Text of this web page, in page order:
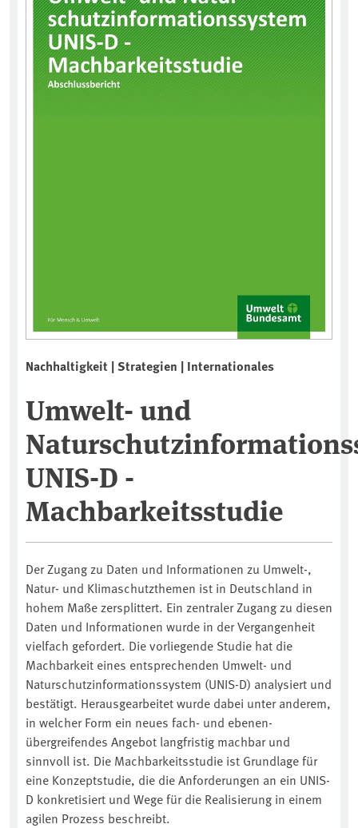
Nachhaltigkeit | Strategien | Internationales
Umwelt- und
UNIS-D -
Machbarkeitsstudie
Der Zugang zu Daten und Informationen zu Umwelt-,
Natur- und Klimaschutzthemen ist in Deutschland in
hohem Maße zersplittert. Ein zentraler Zugang zu diesen
Daten und Informationen wurde in der Vergangenheit
vielfach gefordert. Die vorliegende Studie hat die
Machbarkeit eines entsprechenden Umwelt- und
Naturschutzinformationssystem (UNIS-D) analysiert und
bestätigt. Herausgearbeitet wurde dabei unter anderem,
in welcher Form ein neues fach- und ebenen-
übergreifendes Angebot langfristig machbar und
sinnvoll ist. Die Machbarkeitsstudie ist Grundlage für
eine Konzeptstudie, die die Anforderungen an ein UNIS-
D konkretisiert und Wege für die Realisierung in einem
agilen Prozess beschreibt.